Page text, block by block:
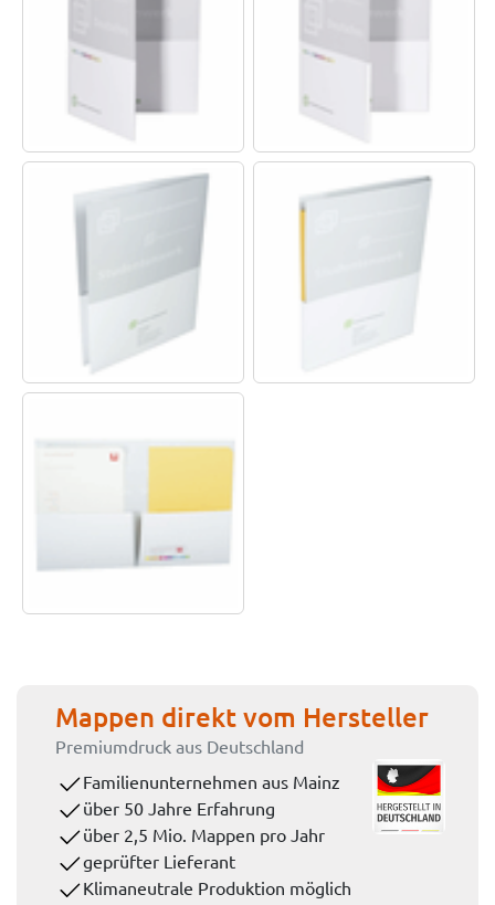
Mappen direkt vom Hersteller
Premiumdruck aus Deutschland
Familienunternehmen aus Mainz
über 50 Jahre Erfahrung
über 2,5 Mio. Mappen pro Jahr
geprüfter Lieferant
Klimaneutrale Produktion möglich